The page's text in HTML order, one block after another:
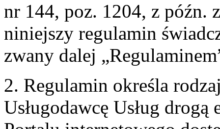
nr 144, poz. 1204, z późn.
niniejszy regulamin
zwany dalej
2. Regulamin określa
Usługodawcę Usług